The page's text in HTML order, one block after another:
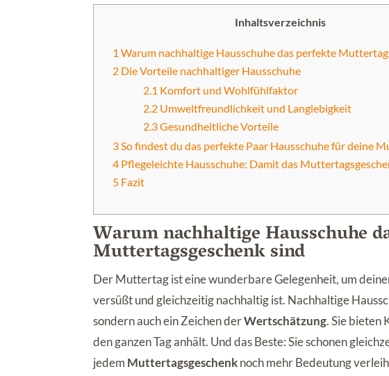
Inhaltsverzeichnis
1 Warum nachhaltige Hausschuhe das perfekte
2Die Vorteile nachhaltiger Hausschuhe
2.1 Komfort und Wohlfühlfaktor
2.2Umweltfreundlichkeit und Langlebigkeit
2.3Gesundheitliche Vorteile
3So findest du das perfekte Paar Hausschuhe für deine
4Pflegeleichte Hausschuhe: Damit das
5Fazit
Warum nachhaltige Hausschuhe
Muttertagsgeschenk sind
Der Muttertag ist eine wunderbare Gelegenheit, um
versüßt und gleichzeitig nachhaltig ist. Nachhaltige
sondern auch ein Zeichen derWertschätzung. Sie bieten
den ganzen Tag anhält. Und das Beste: Sie schonen
jedem Muttertagsgeschenknoch mehr Bedeutung